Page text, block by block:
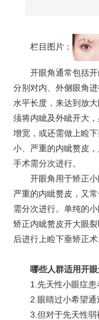
栏目图片：
开眼角通常包括
分别对内、外侧眼角
水平长度，来达到放
须将内眦及外眦开大
增宽，或还需做上睑
小、严重的内眦赘皮
手术需分次进行。
开眼角用于矫正
严重的内眦赘皮，又
需分次进行。单纯的
矫正内眦赘皮开大眼
后进行上睑下垂矫正术
哪些人群适用开眼
1.先天性小眼症患
2.眼睛过小希望通
3.但对于先天性